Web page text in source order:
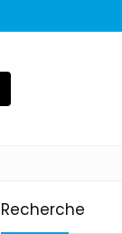
Recherche